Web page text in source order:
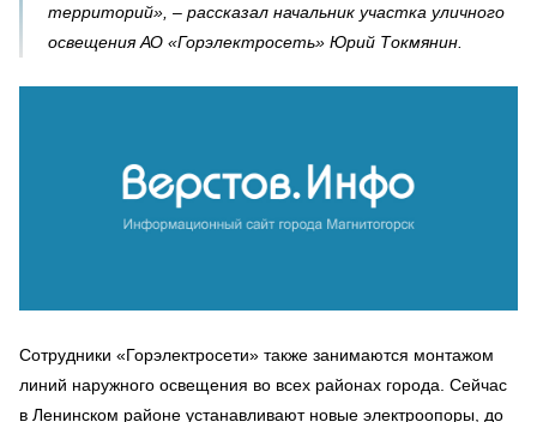
территорий», – рассказал начальник участка уличного
освещения АО «Горэлектросеть» Юрий Токмянин.
Сотрудники «Горэлектросети» также занимаются монтажом
линий наружного освещения во всех районах города. Сейчас
в Ленинском районе устанавливают новые электроопоры, до